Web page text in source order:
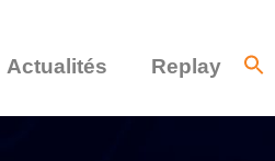
Actualités Replay